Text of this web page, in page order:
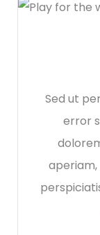
Sed ut
error
aperiam,